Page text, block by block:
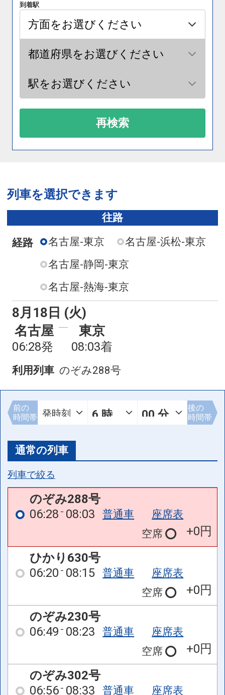
到着駅
再検索
列車を選択できます
往路
経路 名古屋-東京
名古屋-浜松-東京
名古屋-静岡-東京
名古屋-熱海-東京
8月18日 (火)
名古屋
06:28発
東京
08:03着
利用列車 のぞみ288号
前の
時間帯
後の
時間帯
通常の列車
列車で絞る
のぞみ288号
06:28 08:03 普通車
座席表
空席
+0円
ひかり630号
06:20 08:15 普通車
座席表
空席
+0円
のぞみ230号
06:49 08:23 普通車
座席表
空席
+0円
のぞみ302号
06:56 08:33 普通車
座席表